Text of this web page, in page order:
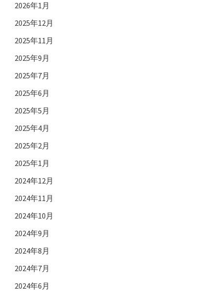
2026年1月
2025年12月
2025年11月
2025年9月
2025年7月
2025年6月
2025年5月
2025年4月
2025年2月
2025年1月
2024年12月
2024年11月
2024年10月
2024年9月
2024年8月
2024年7月
2024年6月